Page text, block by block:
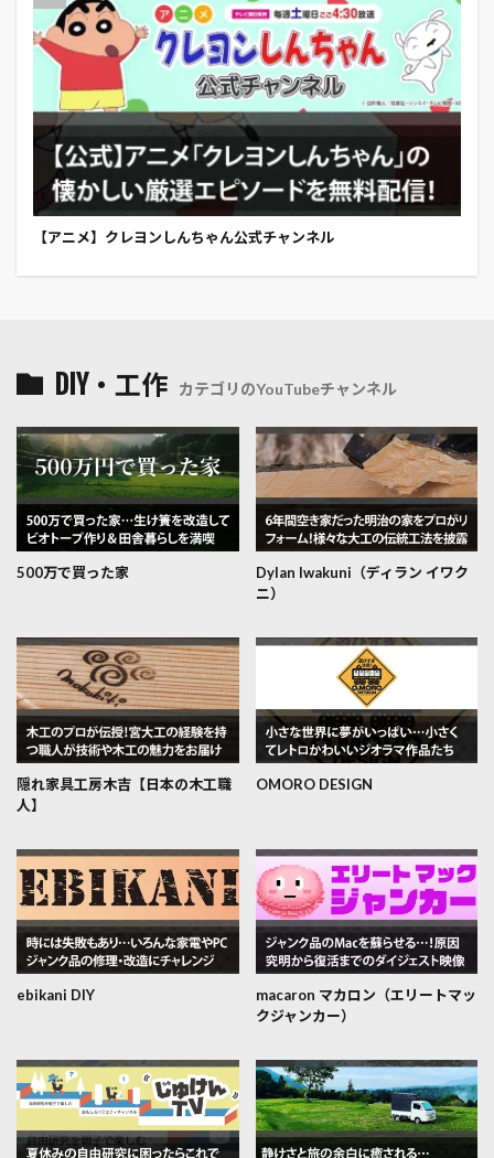
【アニメ】クレヨンしんちゃん公式チャンネル
DIY・工作 カテゴリのYouTubeチャンネル
500万で買った家
Dylan Iwakuni（ディラン イワク
ニ）
隠れ家具工房木吉【日本の木工職
人】
OMORO DESIGN
ebikani DIY
macaron マカロン（エリートマッ
クジャンカー）